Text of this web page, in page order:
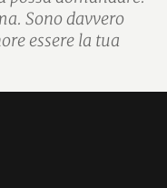
Sono davvero
essere la tua